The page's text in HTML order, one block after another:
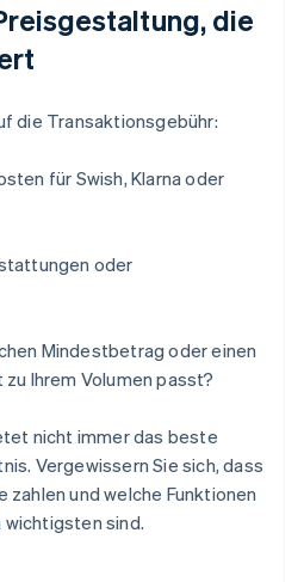
die
die Transaktionsgebühr:
für Swish, Klarna oder
oder
Mindestbetrag oder einen
Ihrem Volumen passt?
nicht immer das beste
Vergewissern Sie sich, dass
zahlen und welche Funktionen
wichtigsten sind.